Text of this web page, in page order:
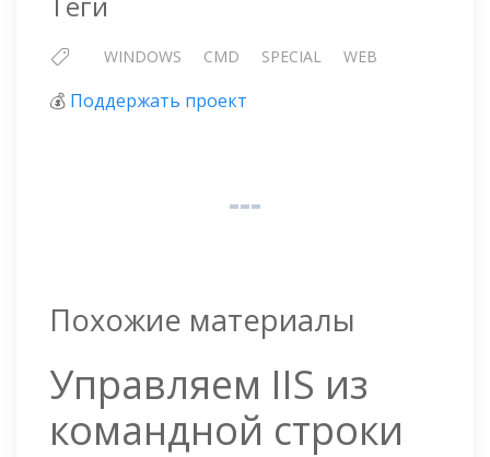
WINDOWS CMD SPECIAL WEB
💰 Поддержать проект
Похожие материалы
Управляем IIS из
командной строки